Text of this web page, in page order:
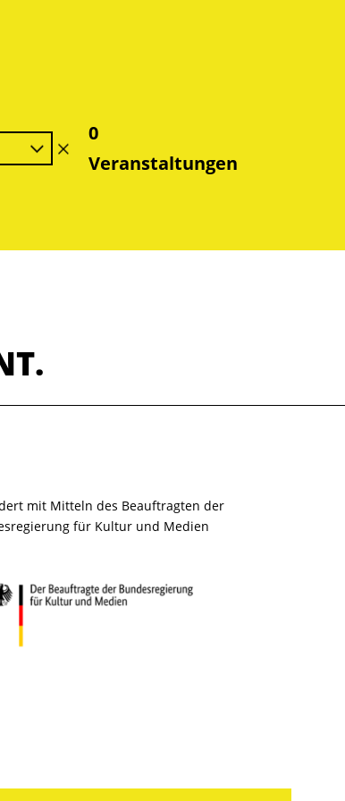
Filter
löschen
0
Veranstaltungen
mit Mitteln des Beauftragten der
für Kultur und Medien